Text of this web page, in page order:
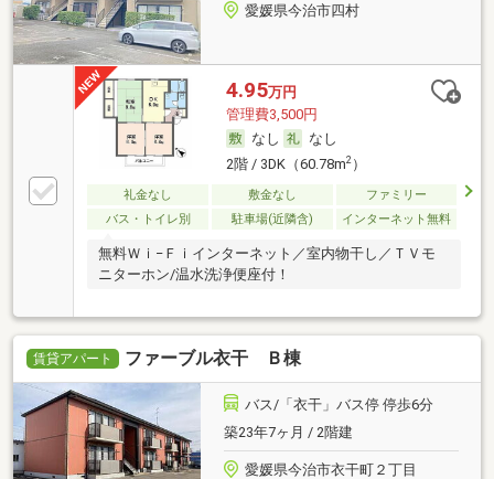
愛媛県今治市四村
4.95万円
管理費3,500円
なし
なし
2階 / 3DK（60.78m2）
礼金なし 敷金なし
ファミリー
バス・トイレ別
駐車場(近隣含) インターネット無料
無料Ｗｉ−Ｆｉインターネット／室内物干し／ＴＶモ
ニターホン/温水洗浄便座付！
賃貸アパート ファーブル衣干 Ｂ棟
バス/「衣干」バス停 停歩6分
築23年7ヶ月 / 2階建
愛媛県今治市衣干町２丁目